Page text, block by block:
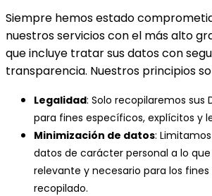
Siempre hemos estado
nuestros servicios con el más alto
que incluye tratar sus datos con
transparencia. Nuestros principios
Legalidad: Solo recopilaremos sus
para fines específicos, explícitos y
Minimización de datos:
datos de carácter personal a lo
relevante y necesario para los
recopilado.